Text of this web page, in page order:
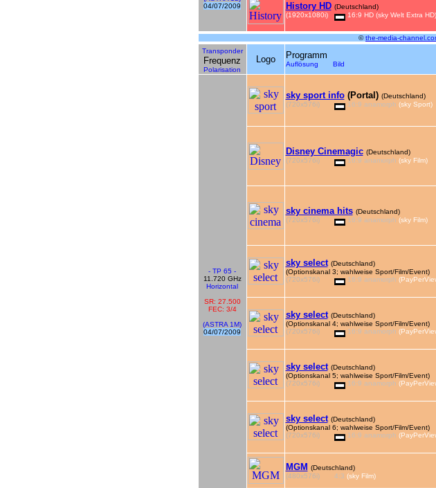
04/07/2009
History HD (Deutschland)
(1920x1080i)
16:9 HD (sky Welt Extra HD)
©the-media-
Transponder
Frequenz
Polarisation
Logo Programm
Auflösung Bild
- TP 65 -
11.720 GHz
Horizontal
SR: 27.500
FEC: 3/4
(ASTRA 1M)
04/07/2009
sky sport info(Portal) (Deutschland)
(720x576i)
16:9 anamorph (sky Sport)
Disney Cinemagic (Deutschland)
(720x576i)
16:9 anamorph (sky Film)
sky cinema hits (Deutschland)
(720x576i)
16:9 anamorph (sky Film)
sky select (Deutschland)
(Optionskanal 3; wahlweise Sport/Film/Event)
(720x576i)
16:9 anamorph
sky select (Deutschland)
(Optionskanal 4; wahlweise Sport/Film/Event)
(720x576i)
16:9 anamorph
sky select (Deutschland)
(Optionskanal 5; wahlweise Sport/Film/Event)
(720x576i)
16:9 anamorph
sky select (Deutschland)
(Optionskanal 6; wahlweise Sport/Film/Event)
(720x576i)
16:9 anamorph
MGM (Deutschland)
(480x576i)
4:3 (sky Film)